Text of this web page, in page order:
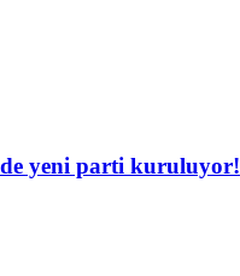
yeni parti kuruluyor!